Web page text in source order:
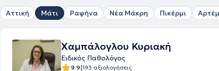
Αττική Μάτι Ραφήνα Νέα Μάκρη Πικέρμι
Χαμπάλογλου Κυριακή
Ειδικός Παθολόγος
9.9|193 αξιολογήσεις